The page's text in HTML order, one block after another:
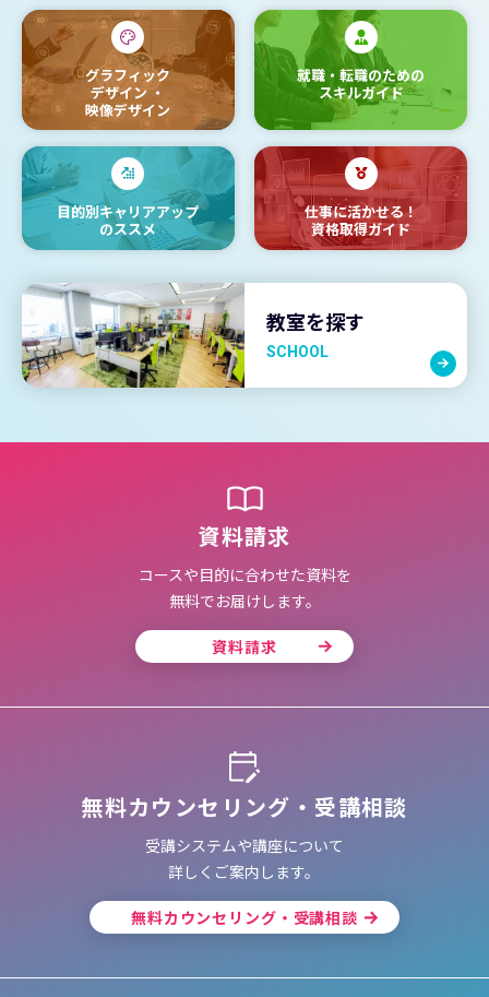
グラフィック
デザイン・
映像デザイン
就職・転職のための
スキルガイド
目的別キャリアアップ
のススメ
仕事に活かせる！
資格取得ガイド
教室を探す
SCHOOL
資料請求
コースや目的に合わせた資料を
無料でお届けします。
資料請求
無料カウンセリング・受講相談
受講システムや講座について
詳しくご案内します。
無料カウンセリング・受講相談